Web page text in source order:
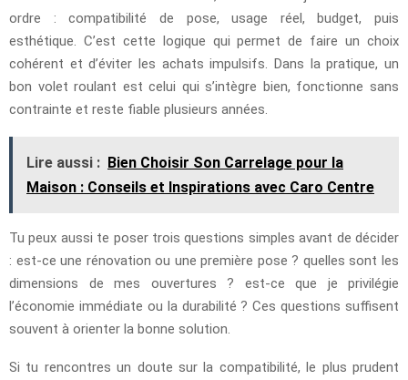
ordre : compatibilité de pose, usage réel, budget, puis
esthétique. C’est cette logique qui permet de faire un choix
cohérent et d’éviter les achats impulsifs. Dans la pratique, un
bon volet roulant est celui qui s’intègre bien, fonctionne sans
contrainte et reste fiable plusieurs années.
Lire aussi : Bien Choisir Son Carrelage pour la
Maison : Conseils et Inspirations avec Caro Centre
Tu peux aussi te poser trois questions simples avant de décider
: est-ce une rénovation ou une première pose ? quelles sont les
dimensions de mes ouvertures ? est-ce que je privilégie
l’économie immédiate ou la durabilité ? Ces questions suffisent
souvent à orienter la bonne solution.
Si tu rencontres un doute sur la compatibilité, le plus prudent